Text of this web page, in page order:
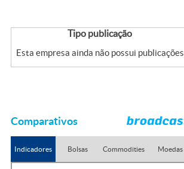
Tipo publicação
Esta empresa ainda não possui publicações
Comparativos
Indicadores Bolsas Commodities Moedas